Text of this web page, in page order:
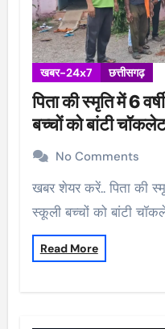
खबर-24x7 छत्तीसगढ़
पिता की स्मृति में 6
बच्चों को बांटी
No Comments
खबर शेयर करें.. पिता की स्मृति में 6 वर्षीय साची ने रोपा पौधा,
स्कूली बच्चों को बांटी
Read More